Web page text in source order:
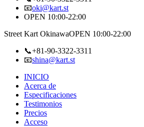
📧oki@kart.st
OPEN 10:00-22:00
Street Kart OkinawaOPEN 10:00-22:00
📞+81-90-3322-3311
📧shina@kart.st
INICIO
Acerca de
Especificaciones
Testimonios
Precios
Acceso